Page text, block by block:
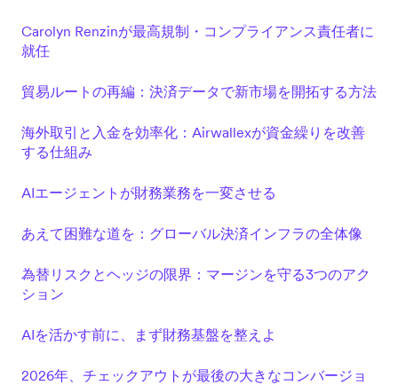
Carolyn Renzinが最高規制・コンプライアンス責任者に
就任
貿易ルートの再編：決済データで新市場を開拓する方法
海外取引と入金を効率化：Airwallexが資金繰りを改善
する仕組み
AIエージェントが財務業務を一変させる
あえて困難な道を：グローバル決済インフラの全体像
為替リスクとヘッジの限界：マージンを守る3つのアク
ション
AIを活かす前に、まず財務基盤を整えよ
2026年、チェックアウトが最後の大きなコンバージョ